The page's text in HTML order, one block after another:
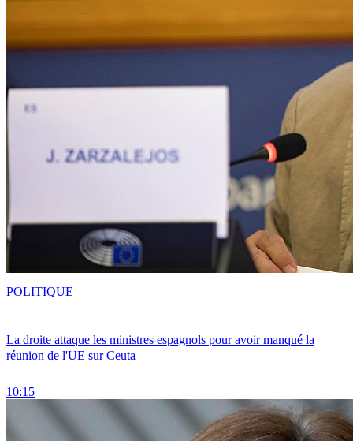
La droite attaque les ministres espagnols pour avoir manqué la
réunion de l'UE sur Ceuta
10:15
POLITIQUE